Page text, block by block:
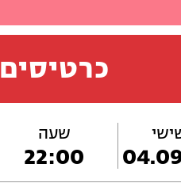
כרטיסים
שעה
22:00